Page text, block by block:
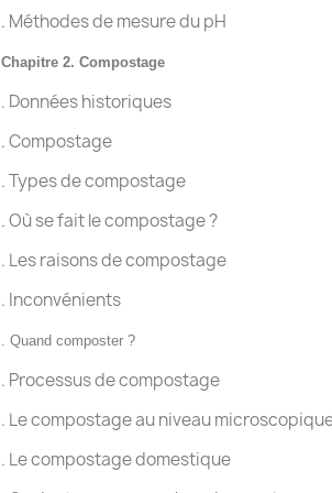
. Méthodes de mesure du pH
Chapitre 2. Compostage
. Données historiques
. Compostage
. Types de compostage
. Où se fait le compostage ?
. Les raisons de compostage
. Inconvénients
. Quand composter ?
. Processus de compostage
. Le compostage au niveau
. Le compostage domestique